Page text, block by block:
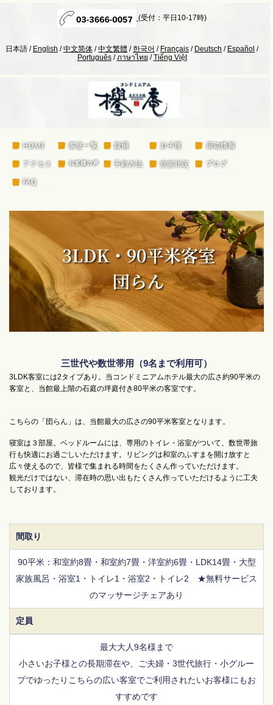
(受付：平日10-17時)
日本語 / English /中文简体 /中文繁體 / 한국어 / Français / Deutsch / Español /
Português/ภาษาไทย /Tiếng Việt
三世代や数世帯用（9名まで利用可）
3LDK客室には2タイプあり。当コンドミニアムホテル最大の広さ約90平米の
客室と、当館最上階の石庭の坪庭付き80平米の客室です。
こちらの「団らん」は、当館最大の広さの90平米客室となります。
寝室は３部屋。ベッドルームには、専用のトイレ・浴室がついて、数世帯旅
行も快適にお過ごしいただけます。リビングは和室のふすまを開け放すと
広々使えるので、皆様で集まれる時間をたくさん作っていただけます。
観光だけではない、滞在時の思い出もたくさん作っていただけるように工夫
しております。
間取り
90平米：和室約8畳・和室約7畳・洋室約6畳・LDK14畳・大型
家族風呂・浴室1・トイレ1・浴室2・トイレ2 ★無料サービス
のマッサージチェアあり
定員
最大大人9名様まで
小さいお子様との長期滞在や、ご夫婦・3世代旅行・小グルー
プでゆったりこちらの広い客室でご利用されたいお客様にもお
すすめです